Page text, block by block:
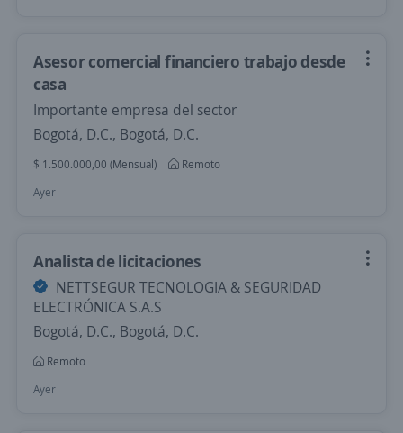
Asesor comercial financiero trabajo desde
casa
Importante empresa del sector
Bogotá, D.C., Bogotá, D.C.
$ 1.500.000,00 (Mensual)
Remoto
Ayer
Analista de licitaciones
NETTSEGUR TECNOLOGIA & SEGURIDAD
ELECTRÓNICA S.A.S
Bogotá, D.C., Bogotá, D.C.
Remoto
Ayer